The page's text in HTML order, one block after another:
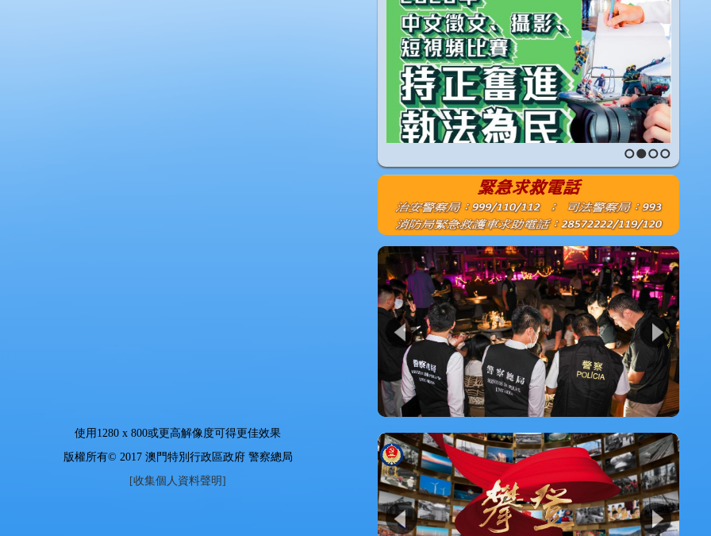
1 2 3 4
使用 1280 x 800或更高解像度可得更佳效果
版權所有© 2017 澳門特別行政區政府 警察總局
[收集個人資料聲明]